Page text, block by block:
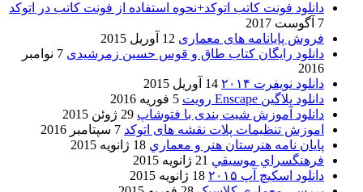
دانلود فونت کاتب اتوکد+نحوه استفاده از فونت کاتب در اتوکد
7 آگوست 2017
فروش پایانامه های معماری 12 آوریل 2015
دانلود رایگان کتاب طاق و قوس حسین زمرشیدی
7 نوامبر
2016
دانلود نویفرت ۲۰۱۴
14 آوریل 2015
دانلود پلاگین Enscape رویت
5 فوریه 2016
دانلود آموزش شیت بندی با فتوشاپ 29 ژوئن 2015
اموزش تنظیمات پلات نقشه های اتوکد 7 سپتامبر 2016
پایان نامه هنرستان هنر و معماري 18 ژانویه 2015
فرهنگسراي موسيقي 21 ژانویه 2015
دانلود اسکیچ آپ ۲۰۱۵
18 ژانویه 2015